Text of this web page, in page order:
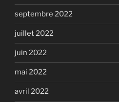
septembre 2022
juillet 2022
juin 2022
mai 2022
avril 2022